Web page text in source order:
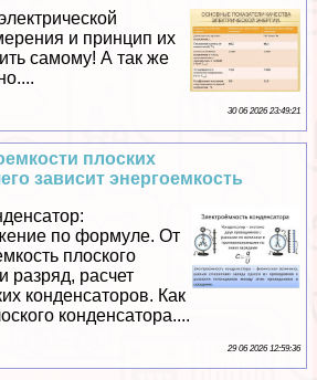
и принцип их
самому! А так же
30 06 2026 23:49:21
плоских
зависит энергоемкость
по формуле. От
плоского
разряд, расчет
конденсаторов. Как
конденсатора....
29 06 2026 12:59:36